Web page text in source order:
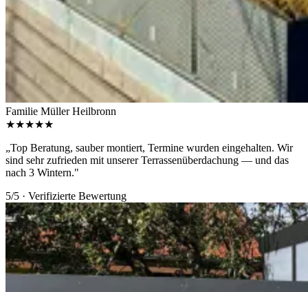
Familie Müller Heilbronn
★★★★★
„Top Beratung, sauber montiert, Termine wurden eingehalten. Wir
sind sehr zufrieden mit unserer Terrassenüberdachung — und das
nach 3 Wintern."
5/5 · Verifizierte Bewertung